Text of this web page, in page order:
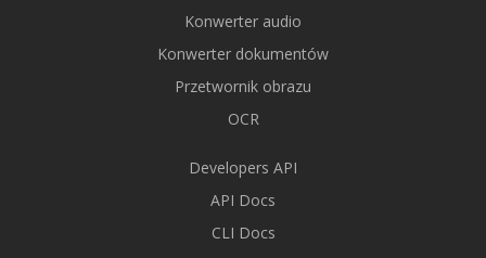
Konwerter audio
Konwerter dokumentów
Przetwornik obrazu
OCR
Developers API
API Docs
CLI Docs